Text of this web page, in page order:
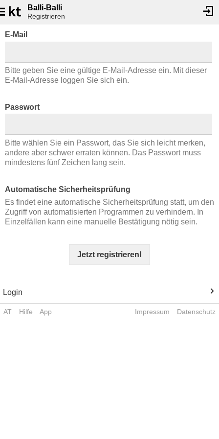
Balli-Balli
Registrieren
E-Mail
Bitte geben Sie eine gültige E-Mail-Adresse ein. Mit dieser
E-Mail-Adresse loggen Sie sich ein.
Passwort
Bitte wählen Sie ein Passwort, das Sie sich leicht merken,
andere aber schwer erraten können. Das Passwort muss
mindestens fünf Zeichen lang sein.
Automatische Sicherheitsprüfung
Es findet eine automatische Sicherheitsprüfung statt, um den
Zugriff von automatisierten Programmen zu verhindern. In
Einzelfällen kann eine manuelle Bestätigung nötig sein.
Jetzt registrieren!
Login
AT Hilfe App Impressum Datenschutz